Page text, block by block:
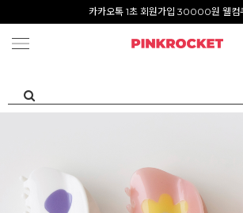
Summer Clearance ~80%